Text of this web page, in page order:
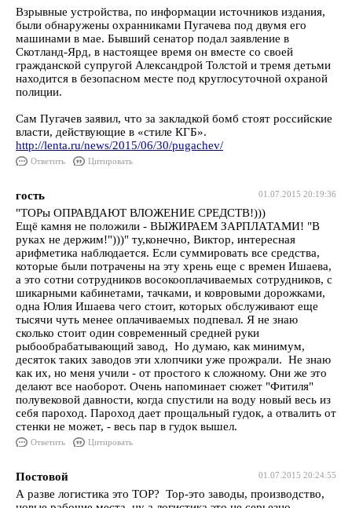
Взрывные устройства, по информации источников издания,
были обнаружены охранниками Пугачева под двумя его
машинами в мае. Бывший сенатор подал заявление в
Скотланд-Ярд, в настоящее время он вместе со своей
гражданской супругой Александрой Толстой и тремя детьми
находится в безопасном месте под круглосуточной охраной
полиции.
Сам Пугачев заявил, что за закладкой бомб стоят российские
власти, действующие в «стиле КГБ».
http://lenta.ru/news/2015/06/30/pugachev/
Ответить Цитировать
01.07.2015 20:19:36
гость
"ТОРы ОПРАВДАЮТ ВЛОЖЕНИЕ СРЕДСТВ!)))
Ещё камня не положили - ВЫЖИРАЕМ ЗАРПЛАТАМИ! "В
руках не держим!")))" ту,конечно, Виктор, интересная
арифметика наблюдается. Если суммировать все средства,
которые были потрачены на эту хрень еще с времен Ишаева,
а это сотни сотрудников восокооплачиваемых сотрудников, с
шикарными кабинетами, тачками, и ковровыми дорожками,
одна Юлия Ишаева чего стоит, которых обслуживают еще
тысячи чуть менее оплачиваемых подпевал. Я не знаю
сколько стоит один современный средней руки
рыбообрабатывающий завод, Но думаю, как минимум,
десяток таких заводов эти хлопчики уже прожрали. Не знаю
как их, но меня учили - от простого к сложному. Они же это
делают все наоборот. Очень напоминает сюжет "Фитиля"
полувековой давности, когда спустили на воду новый весь из
себя пароход. Пароход дает прощальный гудок, а отвалить от
стенки не может, - весь пар в гудок вышел.
Ответить Цитировать
01.07.2015 20:24:55
Постовой
А разве логистика это ТОР? Тор-это заводы, производство,